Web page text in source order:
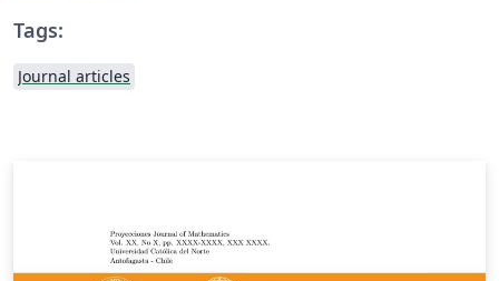
Tags:
Journal articles